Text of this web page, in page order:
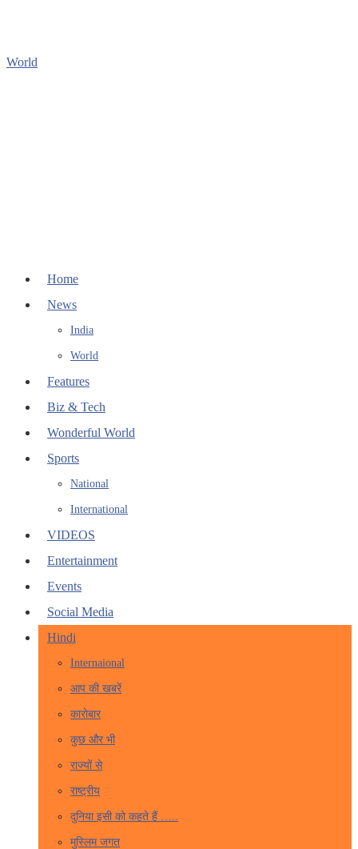
Home
News
India
World
Features
Biz & Tech
Wonderful World
Sports
National
International
VIDEOS
Entertainment
Events
Social Media
Hindi
Internaional
आप की खबरें
कारोबार
कुछ और भी
राज्यों से
राष्ट्रीय
दुनिया इसी को कहते हैं …..
मुस्लिम जगत